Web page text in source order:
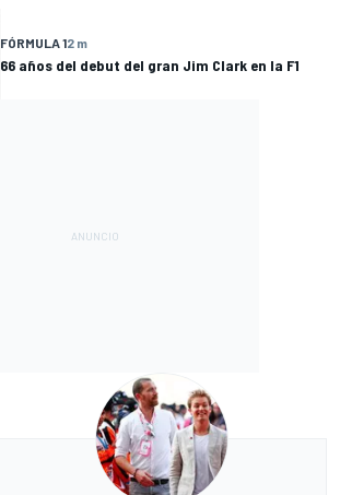
FÓRMULA 12 m
66 años del debut del gran Jim Clark en la F1